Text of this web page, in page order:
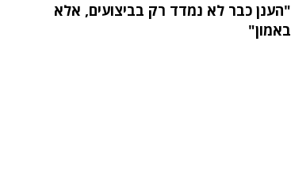
"הענן כבר לא נמדד רק בביצועים, אלא
באמון"